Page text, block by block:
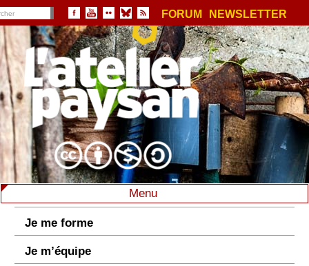
FORUM NEWSLETTER
Menu
Je me forme
Je m’équipe